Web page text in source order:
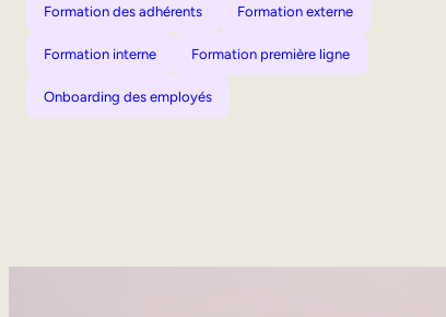
Formation des adhérents Formation externe
Formation interne Formation première ligne
Onboarding des employés